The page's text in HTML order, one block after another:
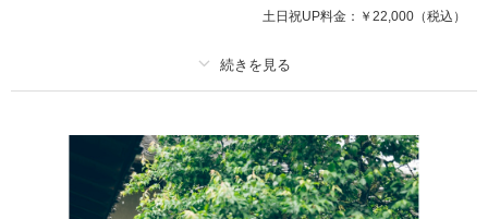
このプランで撮影可能な撮影レポート
土日祝UP料金： ￥22,000 （税込）
新婦衣装2着 新郎衣装2着
ヘアメイク 小物一式
アルバム データ 210 カット 台紙付写真